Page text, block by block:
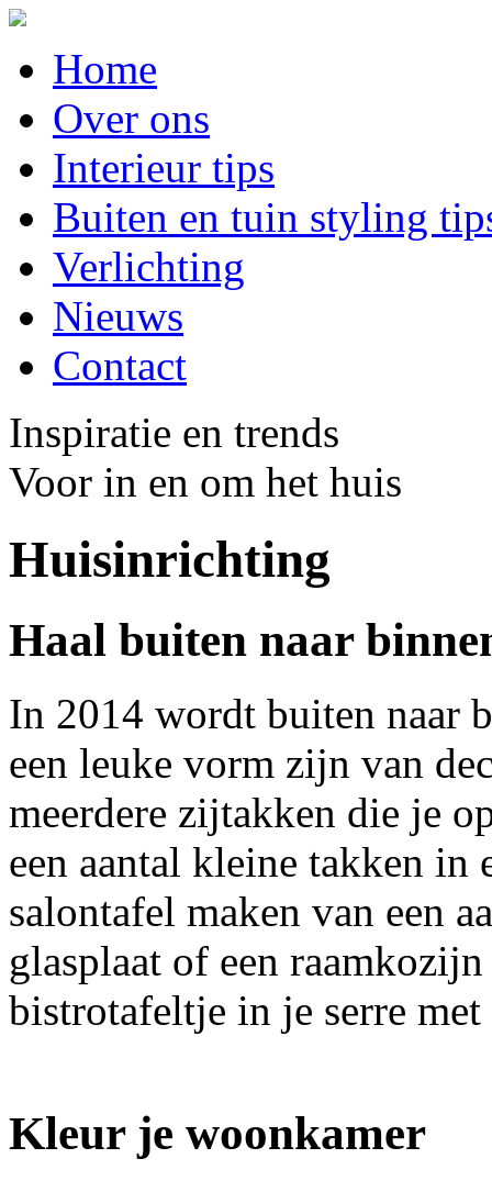
Home
Over ons
Interieur tips
Buiten en tuin styling
Verlichting
Nieuws
Contact
Inspiratie en trends
Voor in en om het huis
Huisinrichting
Haal buiten naar
In 2014 wordt buiten naar
een leuke vorm zijn van
meerdere zijtakken die je
een aantal kleine takken in
salontafel maken van een
glasplaat of een
bistrotafeltje in je serre met
Kleur je woonkamer